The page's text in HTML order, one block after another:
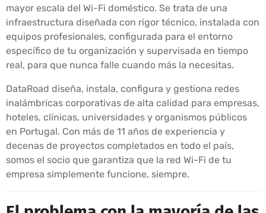
mayor escala del Wi-Fi doméstico. Se trata de una
infraestructura diseñada con rigor técnico, instalada con
equipos profesionales, configurada para el entorno
específico de tu organización y supervisada en tiempo
real, para que nunca falle cuando más la necesitas.
DataRoad diseña, instala, configura y gestiona redes
inalámbricas corporativas de alta calidad para empresas,
hoteles, clínicas, universidades y organismos públicos
en Portugal. Con más de 11 años de experiencia y
decenas de proyectos completados en todo el país,
somos el socio que garantiza que la red Wi-Fi de tu
empresa simplemente funcione, siempre.